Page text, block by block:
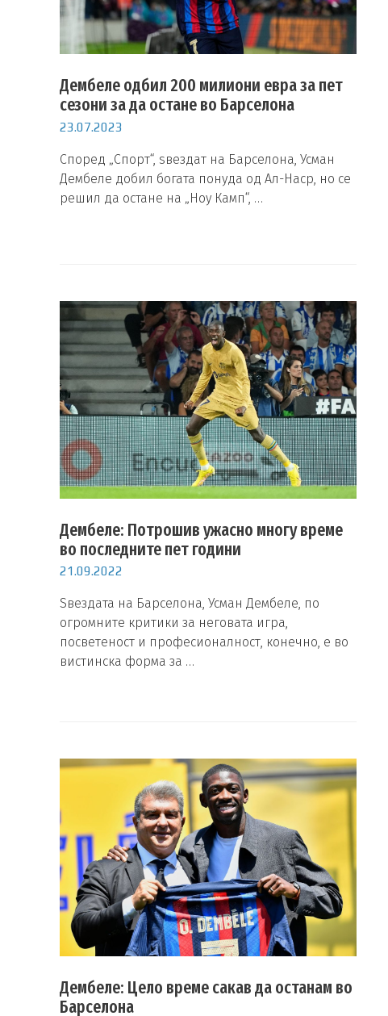
Дембеле одбил 200 милиони евра за пет
сезони за да остане во Барселона
23.07.2023
Според „Спорт“, ѕвездат на Барселона, Усман
Дембеле добил богата понуда од Ал-Наср, но се
решил да остане на „Ноу Камп“, …
Дембеле: Потрошив ужасно многу време
во последните пет години
21.09.2022
Ѕвездата на Барселона, Усман Дембеле, по
огромните критики за неговата игра,
посветеност и професионалност, конечно, е во
вистинска форма за …
Дембеле: Цело време сакав да останам во
Барселона